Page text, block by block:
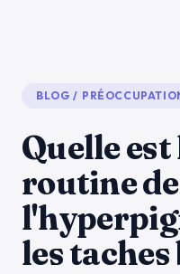
BLOG /
Quelle
routine
les